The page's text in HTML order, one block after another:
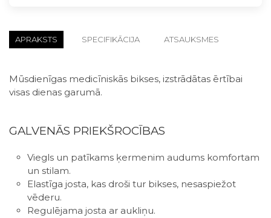
APRAKSTS SPECIFIKĀCIJA ATSAUKSMES
Mūsdienīgas medicīniskās bikses, izstrādātas ērtībai
visas dienas garumā.
GALVENĀS PRIEKŠROCĪBAS
Viegls un patīkams ķermenim audums komfortam
un stilam.
Elastīga josta, kas droši tur bikses, nesaspiežot
vēderu.
Regulējama josta ar aukliņu.